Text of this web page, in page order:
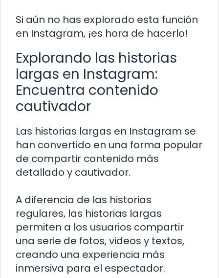
Si aún no has explorado esta función
en Instagram, ¡es hora de hacerlo!
Explorando las historias
largas en Instagram:
Encuentra contenido
cautivador
Las historias largas en Instagram se
han convertido en una forma popular
de compartir contenido más
detallado y cautivador.
A diferencia de las historias
regulares, las historias largas
permiten a los usuarios compartir
una serie de fotos, videos y textos,
creando una experiencia más
inmersiva para el espectador.